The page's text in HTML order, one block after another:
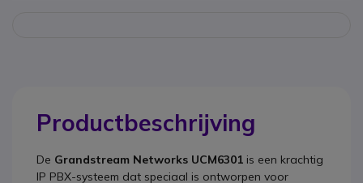
Productbeschrijving
De Grandstream Networks UCM6301 is een krachtig
IP PBX-systeem dat speciaal is ontworpen voor